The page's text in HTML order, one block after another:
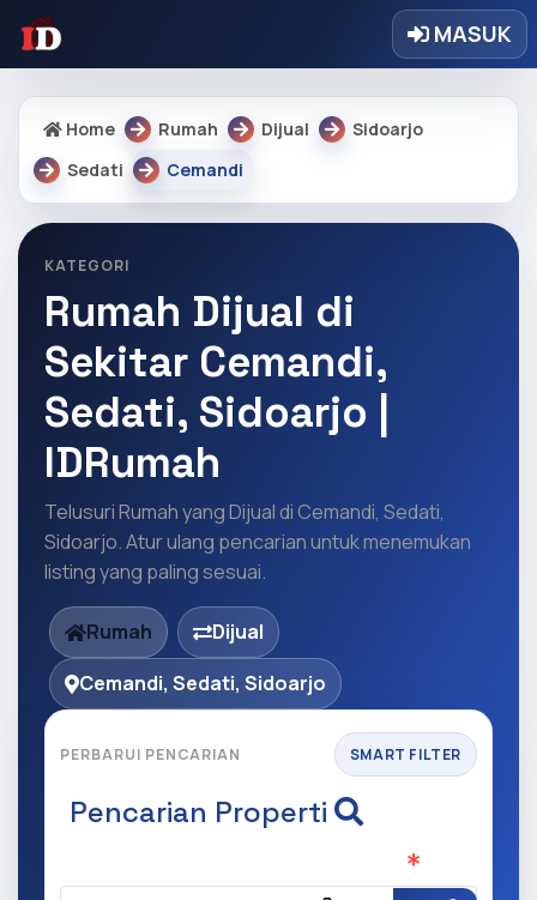
MASUK
Home Rumah Dijual
Sidoarjo
Sedati
Cemandi
KATEGORI
Rumah Dijual di
Sekitar Cemandi,
Sedati, Sidoarjo |
IDRumah
Telusuri Rumah yang Dijual di Cemandi, Sedati,
Sidoarjo. Atur ulang pencarian untuk menemukan
listing yang paling sesuai.
Rumah
Dijual
Cemandi, Sedati, Sidoarjo
PERBARUI PENCARIAN SMART FILTER
Pencarian Properti